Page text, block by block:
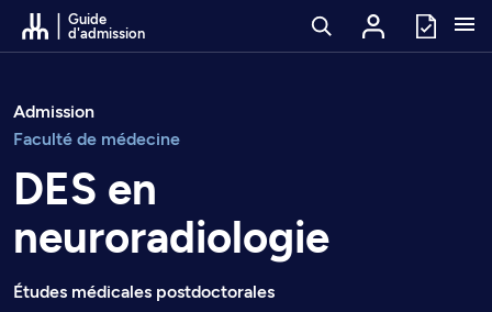
Passer au contenu
Guide
d'admission
Admission
Faculté de médecine
DES en
neuroradiologie
Études médicales postdoctorales